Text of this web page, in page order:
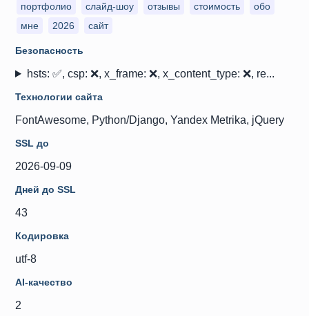
портфолио
слайд-шоу отзывы стоимость
обо
мне
2026 сайт
Безопасность
hsts: ✅, csp: ❌, x_frame: ❌, x_content_type: ❌, re...
Технологии сайта
FontAwesome, Python/Django, Yandex Metrika, jQuery
SSL до
2026-09-09
Дней до SSL
43
Кодировка
utf-8
AI-качество
2